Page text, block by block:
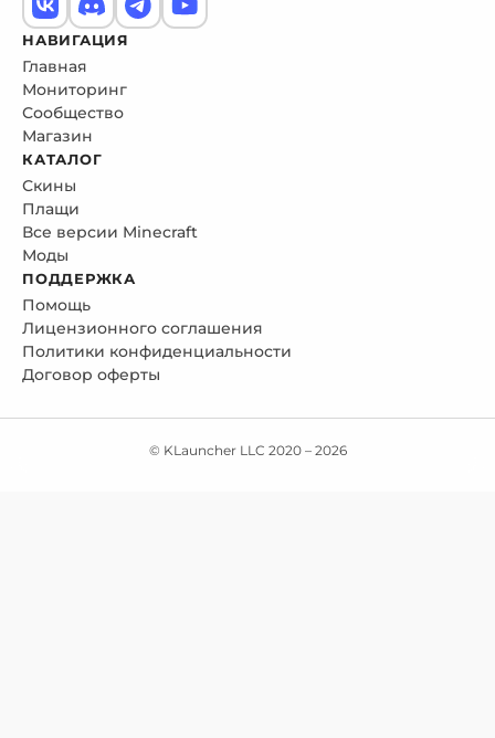
НАВИГАЦИЯ
Главная
Мониторинг
Сообщество
Магазин
КАТАЛОГ
Скины
Плащи
Все версии Minecraft
Моды
ПОДДЕРЖКА
Помощь
Лицензионного соглашения
Политики конфиденциальности
Договор оферты
© KLauncher LLC 2020 – 2026